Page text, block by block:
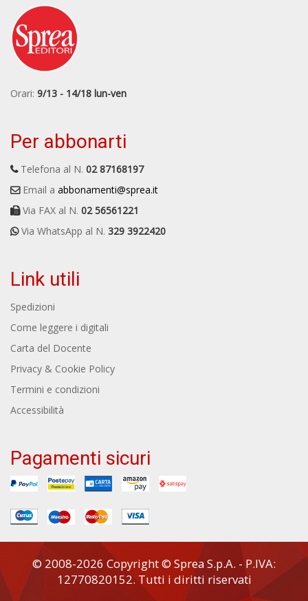
Orari: 9/13 - 14/18 lun-ven
Per abbonarti
Telefona al N. 02 87168197
Email a abbonamenti@sprea.it
Via FAX al N. 02 56561221
Via WhatsApp al N. 329 3922420
Link utili
Spedizioni
Come leggere i digitali
Carta del Docente
Privacy & Cookie Policy
Termini e condizioni
Accessibilità
Pagamenti sicuri
© 2008-2026 Copyright © Sprea S.p.A. - P.IVA:
12770820152. Tutti i diritti riservati